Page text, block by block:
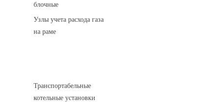
блочные
Узлы учета расхода газа
на раме
Транспортабельные
котельные установки